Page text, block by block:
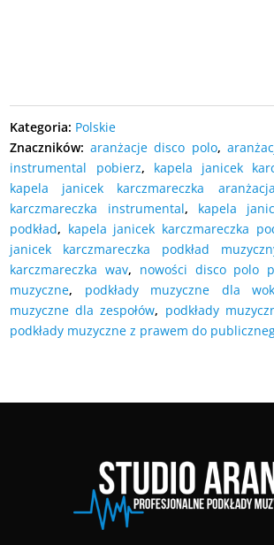
Kategoria: Polskie
Znaczników:aranżacje disco polo,
instrumental pobierz, kapela janicek
kapela janicek karczmareczka aranżacja
karczmareczka instrumental, kapela
podkład, kapela janicek karczmareczka
janicek karczmareczka podkład
karczmareczka wav, nowości disco polo
muzyczne, podkłady muzyczne dla
muzyczne dla zespołów, podkłady
podkłady muzyczne z prawem do